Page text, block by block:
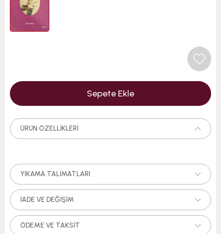
ÜRÜN ÖZELLIKLERI
YIKAMA TALIMATLARI
İADE VE DEĞIŞIM
ÖDEME VE TAKSIT